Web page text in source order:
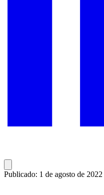
Publicado: 1 de agosto de 2022